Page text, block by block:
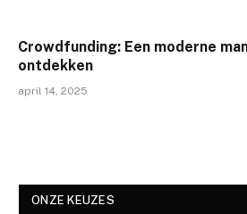
Crowdfunding: Een moderne
ontdekken
april 14, 2025
ONZE KEUZES